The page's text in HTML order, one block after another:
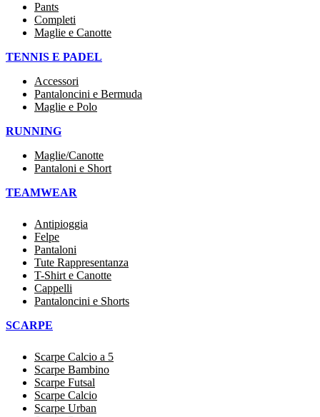
Pants
Completi
Maglie e Canotte
TENNIS E PADEL
Accessori
Pantaloncini e Bermuda
Maglie e Polo
RUNNING
Maglie/Canotte
Pantaloni e Short
TEAMWEAR
Antipioggia
Felpe
Pantaloni
Tute Rappresentanza
T-Shirt e Canotte
Cappelli
Pantaloncini e Shorts
SCARPE
Scarpe Calcio a 5
Scarpe Bambino
Scarpe Futsal
Scarpe Calcio
Scarpe Urban